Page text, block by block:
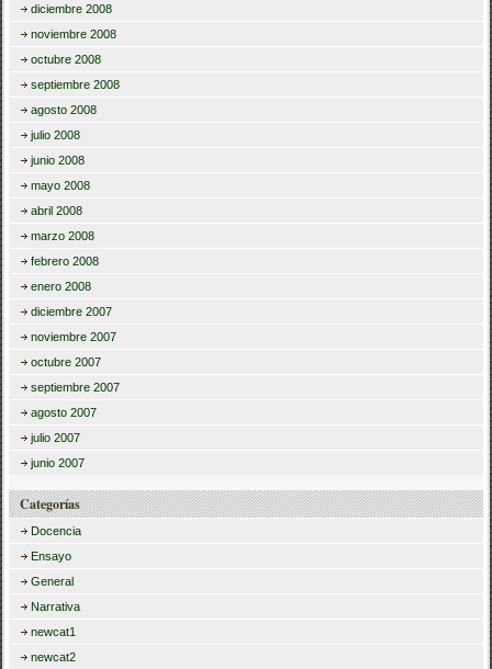
diciembre 2008
noviembre 2008
octubre 2008
septiembre 2008
agosto 2008
julio 2008
junio 2008
mayo 2008
abril 2008
marzo 2008
febrero 2008
enero 2008
diciembre 2007
noviembre 2007
octubre 2007
septiembre 2007
agosto 2007
julio 2007
junio 2007
Categorías
Docencia
Ensayo
General
Narrativa
newcat1
newcat2